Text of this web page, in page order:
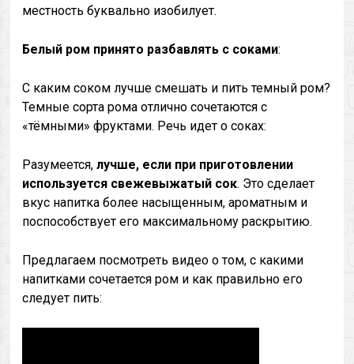
местность буквально изобилует.
Белый ром принято разбавлять с соками:
С каким соком лучше смешать и пить темный ром?
Темные сорта рома отлично сочетаются с
«тёмными» фруктами. Речь идет о соках:
Разумеется,лучше, если при приготовлении
используется свежевыжатый сок. Это сделает
вкус напитка более насыщенным, ароматным и
поспособствует его максимальному раскрытию.
Предлагаем посмотреть видео о том, с какими
напитками сочетается ром и как правильно его
следует пить: